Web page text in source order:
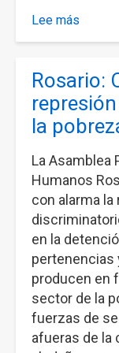
Lee más
sexual
y
la
trata
en
el
marco
del
de
del
Rosario:
la
La Asamblea
Humanos
con alarma
en la
pertenencias
producen en
sector de la
fuerzas de
afueras de la